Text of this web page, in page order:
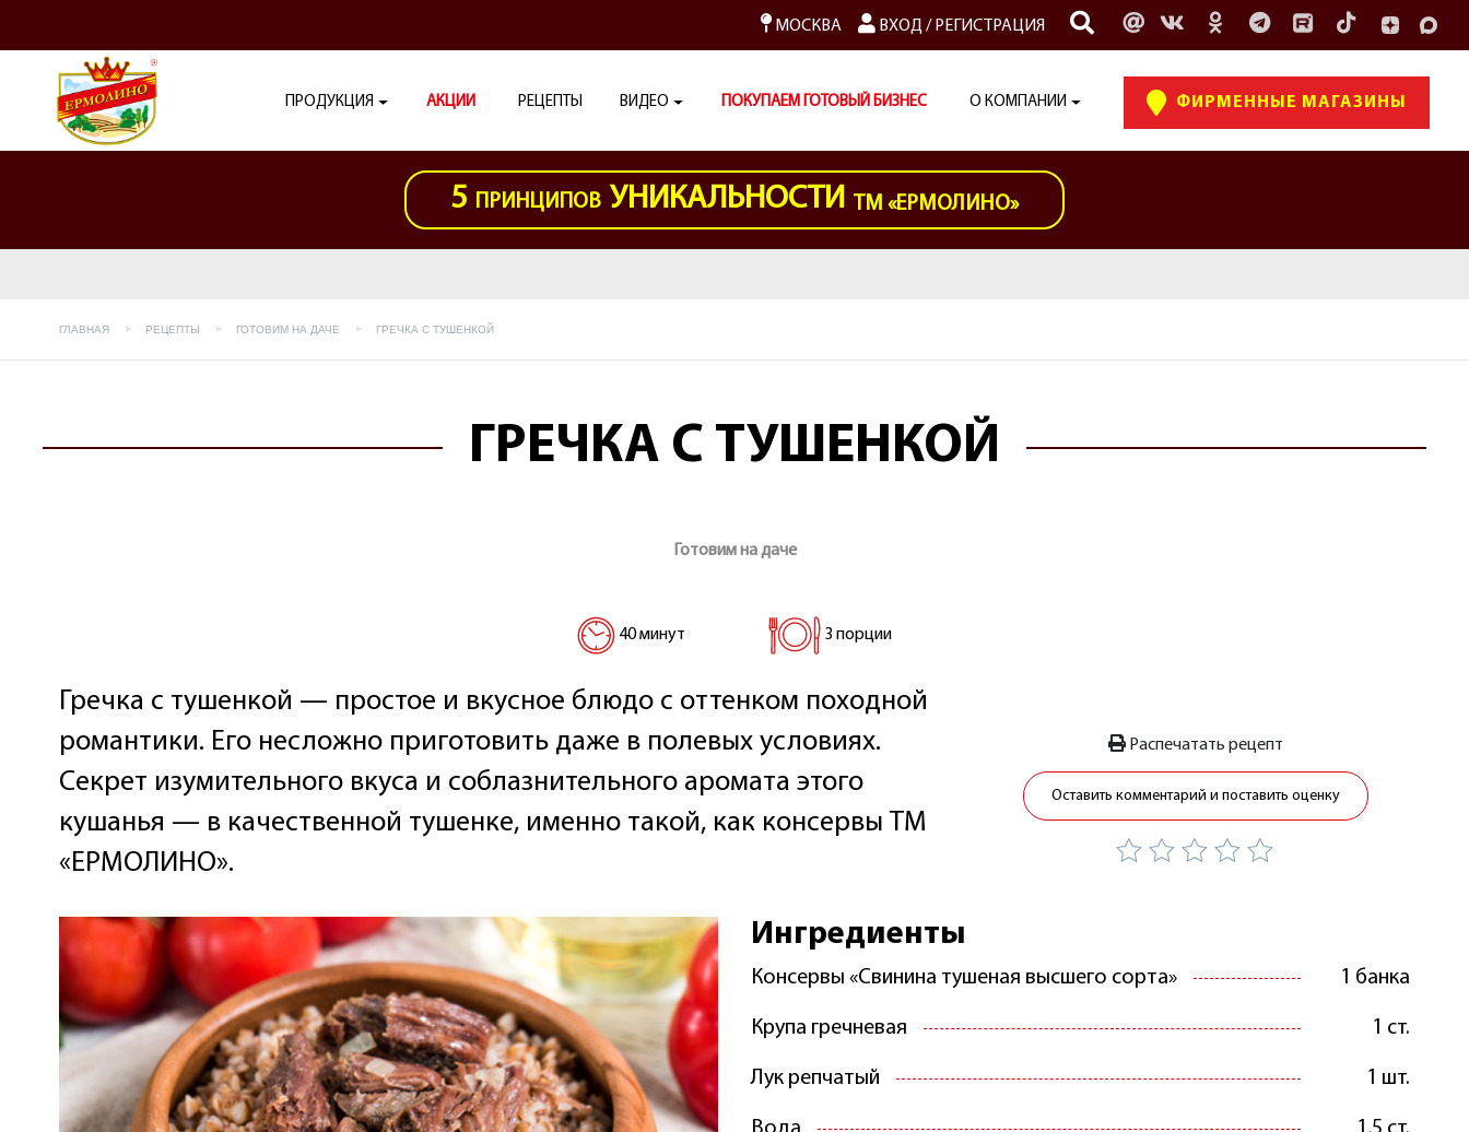
МОСКВА ВХОД/ РЕГИСТРАЦИЯ
ПРОДУКЦИЯ АКЦИИ РЕЦЕПТЫ ВИДЕО ПОКУПАЕМ ГОТОВЫЙ БИЗНЕС О КОМПАНИИ ФИРМЕННЫЕ МАГАЗИНЫ
5 ПРИНЦИПОВ УНИКАЛЬНОСТИ ТМ «ЕРМОЛИНО»
ГЛАВНАЯ РЕЦЕПТЫ ГОТОВИМ НА ДАЧЕ ГРЕЧКА С ТУШЕНКОЙ
ГРЕЧКА С ТУШЕНКОЙ
Готовим на даче
40 минут 3 порции
Гречка с тушенкой — простое и вкусное блюдо с оттенком походной
романтики. Его несложно приготовить даже в полевых условиях.
Секрет изумительного вкуса и соблазнительного аромата этого
кушанья — в качественной тушенке, именно такой, как консервы ТМ
«ЕРМОЛИНО».
Распечатать рецепт
Оставить комментарий и поставить оценку
Ингредиенты
Консервы «Свинина тушеная высшего сорта» 1 банка
Крупа гречневая 1 ст.
Лук репчатый 1 шт.